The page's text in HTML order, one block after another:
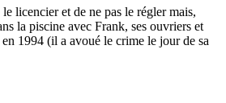
licencier et de ne pas le régler mais,
la piscine avec Frank, ses ouvriers et
1994 (il a avoué le crime le jour de sa